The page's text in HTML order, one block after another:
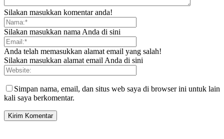
Silakan masukkan komentar anda!
Silakan masukkan nama Anda di sini
Anda telah memasukkan alamat email yang salah!
Silakan masukkan alamat email Anda di sini
Simpan nama, email, dan situs web saya di browser ini untuk lain
kali saya berkomentar.